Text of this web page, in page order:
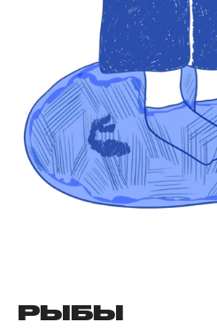
РЫБЫ